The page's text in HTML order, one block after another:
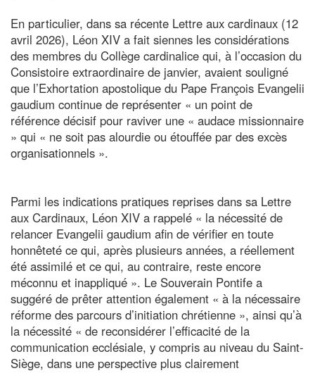
En particulier, dans sa récente Lettre aux cardinaux (12
avril 2026), Léon XIV a fait siennes les considérations
des membres du Collège cardinalice qui, à l’occasion du
Consistoire extraordinaire de janvier, avaient souligné
que l’Exhortation apostolique du Pape François Evangelii
gaudium continue de représenter « un point de
référence décisif pour raviver une « audace missionnaire
» qui « ne soit pas alourdie ou étouffée par des excès
organisationnels ».
Parmi les indications pratiques reprises dans sa Lettre
aux Cardinaux, Léon XIV a rappelé « la nécessité de
relancer Evangelii gaudium afin de vérifier en toute
honnêteté ce qui, après plusieurs années, a réellement
été assimilé et ce qui, au contraire, reste encore
méconnu et inappliqué ». Le Souverain Pontife a
suggéré de prêter attention également « à la nécessaire
réforme des parcours d’initiation chrétienne », ainsi qu’à
la nécessité « de reconsidérer l’efficacité de la
communication ecclésiale, y compris au niveau du Saint-
Siège, dans une perspective plus clairement